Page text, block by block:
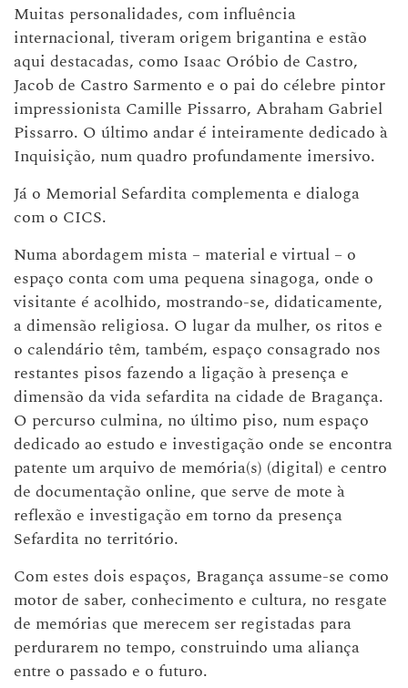
Muitas personalidades, com influência
internacional, tiveram origem brigantina e estão
aqui destacadas, como Isaac Oróbio de Castro,
Jacob de Castro Sarmento e o pai do célebre pintor
impressionista Camille Pissarro, Abraham Gabriel
Pissarro. O último andar é inteiramente dedicado à
Inquisição, num quadro profundamente imersivo.
Já o Memorial Sefardita complementa e dialoga
com o CICS.
Numa abordagem mista – material e virtual – o
espaço conta com uma pequena sinagoga, onde o
visitante é acolhido, mostrando-se, didaticamente,
a dimensão religiosa. O lugar da mulher, os ritos e
o calendário têm, também, espaço consagrado nos
restantes pisos fazendo a ligação à presença e
dimensão da vida sefardita na cidade de Bragança.
O percurso culmina, no último piso, num espaço
dedicado ao estudo e investigação onde se encontra
patente um arquivo de memória(s) (digital) e centro
de documentação online, que serve de mote à
reflexão e investigação em torno da presença
Sefardita no território.
Com estes dois espaços, Bragança assume-se como
motor de saber, conhecimento e cultura, no resgate
de memórias que merecem ser registadas para
perdurarem no tempo, construindo uma aliança
entre o passado e o futuro.